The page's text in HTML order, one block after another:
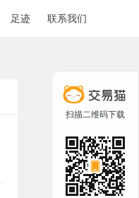
足迹 联系我们
扫描二维码下载